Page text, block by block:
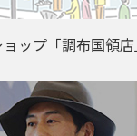
ップ「調布国領店